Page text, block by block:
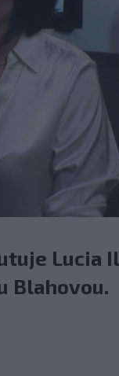
Lucia
Blahovou.